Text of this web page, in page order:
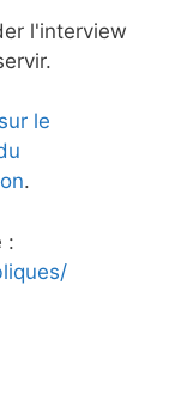
l'interview
sur le
.
: